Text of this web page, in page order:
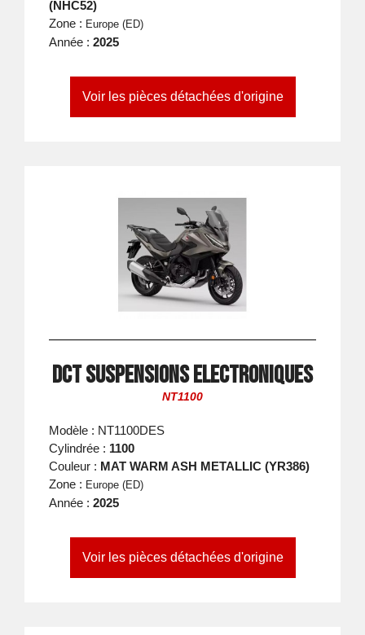
(NHC52)
Zone : Europe (ED)
Année : 2025
Voir les pièces détachées d'origine
DCT suspensions electroniques
NT1100
Modèle : NT1100DES
Cylindrée : 1100
Couleur : MAT WARM ASH METALLIC (YR386)
Zone : Europe (ED)
Année : 2025
Voir les pièces détachées d'origine